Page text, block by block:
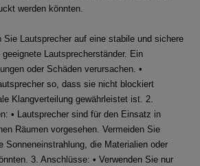
werden könnten.
Sie Lautsprecher auf eine stabile und sichere
Lautsprecherständer. Ein
oder Schäden verursachen. •
so, dass sie nicht blockiert
Klangverteilung gewährleistet ist. 2.
• Lautsprecher sind für den Einsatz in
Räumen vorgesehen. Vermeiden Sie
Sonneneinstrahlung, die Materialien oder
3. Anschlüsse: • Verwenden Sie nur